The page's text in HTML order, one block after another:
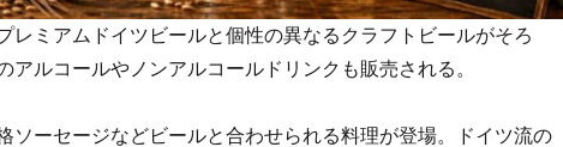
レミアムドイツビールと個性の異なるクラフトビールがそろ
アルコールやノンアルコールドリンクも販売される。
ソーセージなどビールと合わせられる料理が登場。ドイツ流の